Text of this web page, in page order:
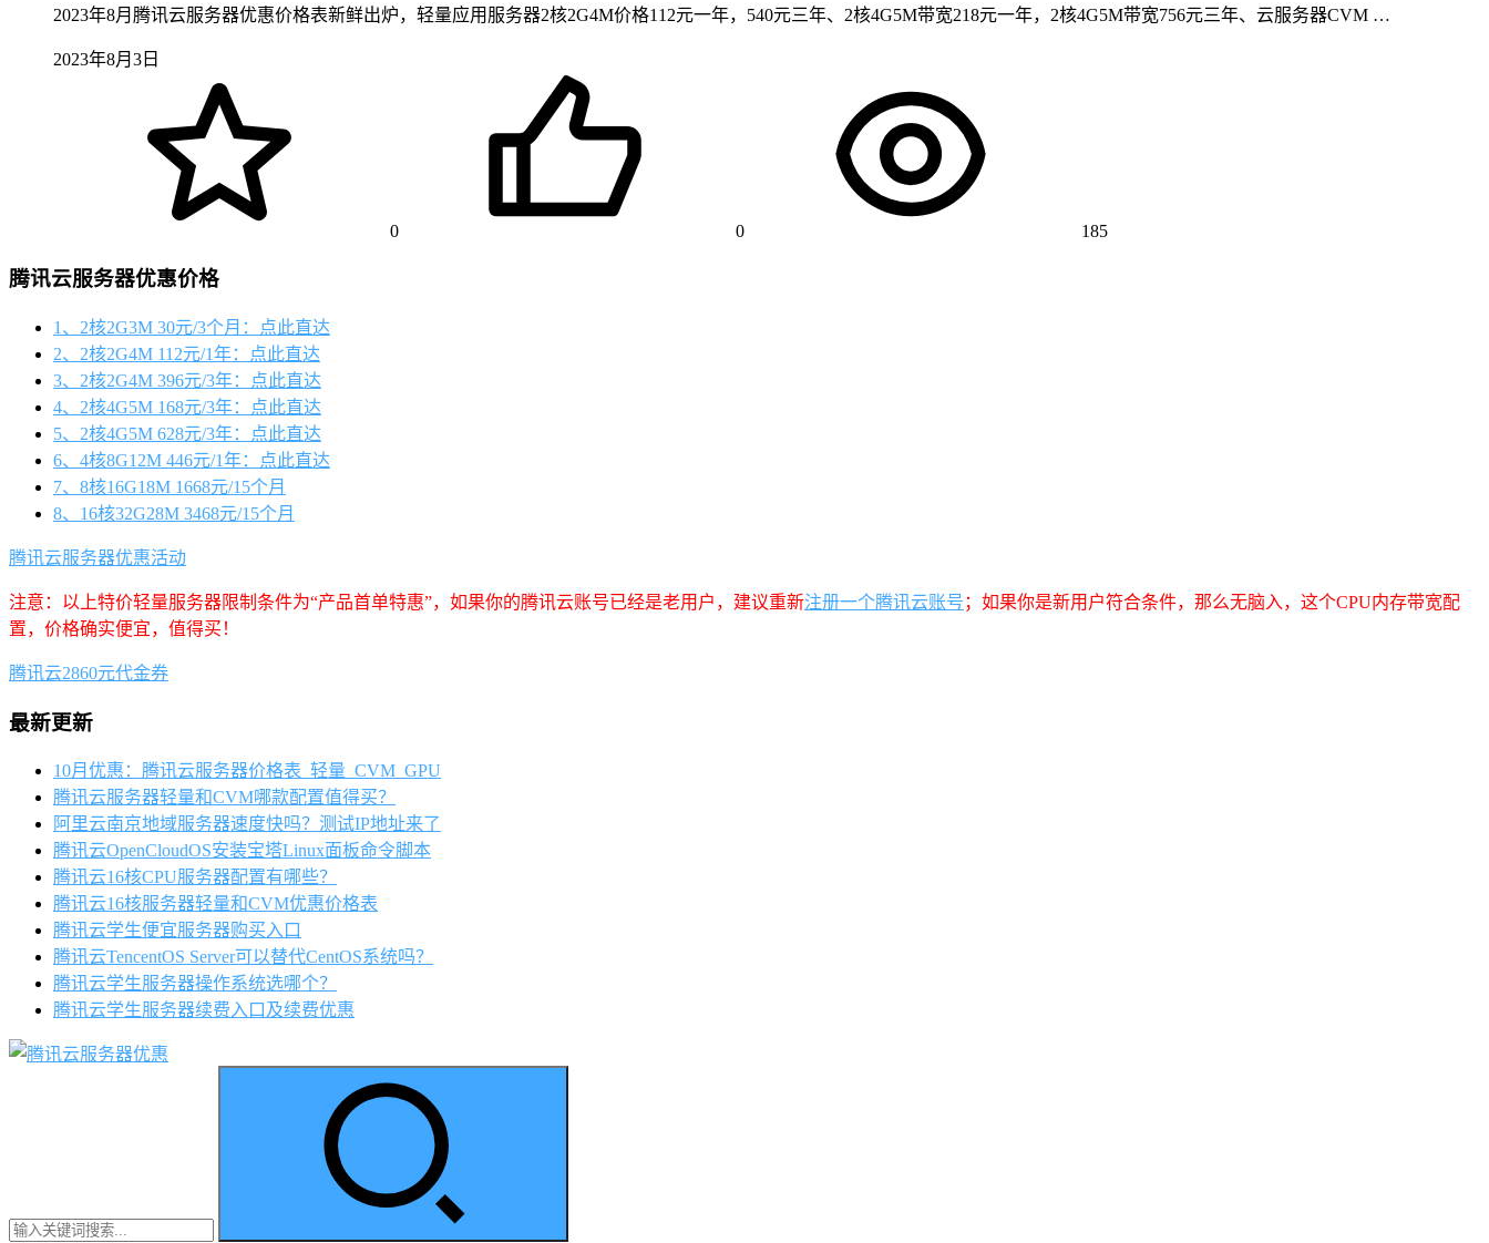
2023年8月腾讯云服务器优惠价格表新鲜出炉，轻量应用服务器2核2G4M价格112元一年，540元三年、2核4G5M带宽218元一年，2核4G5M带宽756元三年、云服务器CVM …
2023年8月3日
0 0 185
腾讯云服务器优惠价格
1、2核2G3M 30元/3个月：点此直达
2、2核2G4M 112元/1年：点此直达
3、2核2G4M 396元/3年：点此直达
4、2核4G5M 168元/3年：点此直达
5、2核4G5M 628元/3年：点此直达
6、4核8G12M 446元/1年：点此直达
7、8核16G18M 1668元/15个月
8、16核32G28M 3468元/15个月
腾讯云服务器优惠活动
注意：以上特价轻量服务器限制条件为“产品首单特惠”，如果你的腾讯云账号已经是老用户，建议重新注册一个腾讯云账号 ；如果你是新用户符合条件，那么无脑入，这个CPU内存带宽配
置，价格确实便宜，值得买！
腾讯云2860元代金券
最新更新
10月优惠：腾讯云服务器价格表_轻量_CVM_GPU
腾讯云服务器轻量和CVM哪款配置值得买？
阿里云南京地域服务器速度快吗？测试IP地址来了
腾讯云OpenCloudOS安装宝塔Linux面板命令脚本
腾讯云16核CPU服务器配置有哪些？
腾讯云16核服务器轻量和CVM优惠价格表
腾讯云学生便宜服务器购买入口
腾讯云TencentOS Server可以替代CentOS系统吗？
腾讯云学生服务器操作系统选哪个？
腾讯云学生服务器续费入口及续费优惠